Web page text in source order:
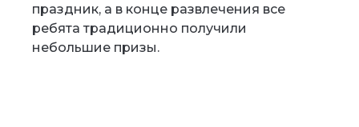
праздник, а в конце развлечения все
ребята традиционно получили
небольшие призы.